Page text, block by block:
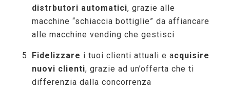
distrbutori automatici, grazie alle
macchine “schiaccia bottiglie” da affiancare
alle macchine vending che gestisci
Fidelizzare i tuoi clienti attuali e acquisire
nuovi clienti, grazie ad un’offerta che ti
differenzia dalla concorrenza